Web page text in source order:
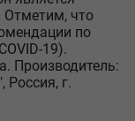
Отметим, что
по
19).
Производитель:
г.